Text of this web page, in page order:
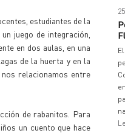
estudiantes de la
juego de integración,
en dos aulas, en una
de la huerta y en la
relacionamos entre
de rabanitos. Para
un cuento que hace